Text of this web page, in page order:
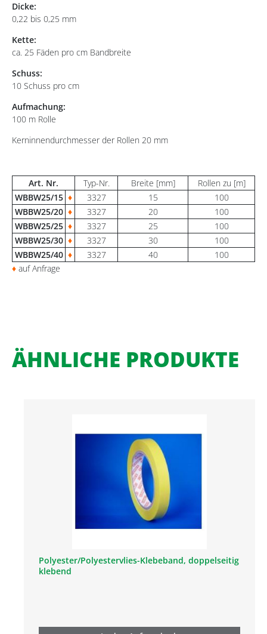
Dicke:
0,22 bis 0,25 mm
Kette:
ca. 25 Fäden pro cm Bandbreite
Schuss:
10 Schuss pro cm
Aufmachung:
100 m Rolle
Kerninnendurchmesser der Rollen 20 mm
Art. Nr. Typ-Nr. Breite [mm]
Rollen zu [m]
WBBW25/15 ♦ 3327 15
100
WBBW25/20 ♦ 3327 20
100
WBBW25/25 ♦ 3327 25
100
WBBW25/30 ♦ 3327 30
100
WBBW25/40 ♦ 3327 40
100
♦ auf Anfrage
ÄHNLICHE PRODUKTE
Polyester/Polyestervlies-Klebeband, doppelseitig
klebend